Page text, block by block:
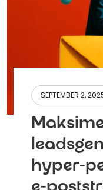
SEPTEMBER 2,
hyper-